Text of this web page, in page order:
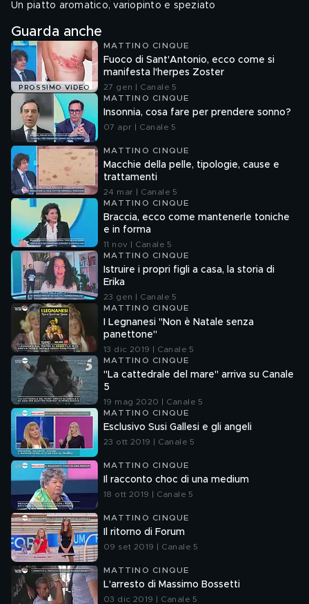
Un piatto aromatico, variopinto e speziato
Guarda anche
PROSSIMO VIDEO
MATTINO CINQUE
Fuoco di Sant'Antonio, ecco come si
manifesta l'herpes Zoster
27 gen | Canale 5
MATTINO CINQUE
Insonnia, cosa fare per prendere sonno?
07 apr | Canale 5
MATTINO CINQUE
Macchie della pelle, tipologie, cause e
trattamenti
24 mar | Canale 5
MATTINO CINQUE
Braccia, ecco come mantenerle toniche
e in forma
11 nov | Canale 5
MATTINO CINQUE
Istruire i propri figli a casa, la storia di
Erika
23 gen | Canale 5
MATTINO CINQUE
I Legnanesi "Non è Natale senza
panettone"
13 dic 2019 | Canale 5
MATTINO CINQUE
"La cattedrale del mare" arriva su Canale
5
19 mag 2020 | Canale 5
MATTINO CINQUE
Esclusivo Susi Gallesi e gli angeli
23 ott 2019 | Canale 5
MATTINO CINQUE
Il racconto choc di una medium
18 ott 2019 | Canale 5
MATTINO CINQUE
Il ritorno di Forum
09 set 2019 | Canale 5
MATTINO CINQUE
L'arresto di Massimo Bossetti
03 dic 2019 | Canale 5